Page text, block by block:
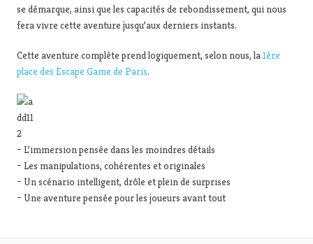
se démarque, ainsi que les capacités de rebondissement, qui nous
fera vivre cette aventure jusqu’aux derniers instants.
Cette aventure complète prend logiquement, selon nous, la1ère
place des Escape Game de Paris.
– L’immersion pensée dans les moindres détails
– Les manipulations, cohérentes et originales
– Un scénario intelligent, drôle et plein de surprises
– Une aventure pensée pour les joueurs avant tout